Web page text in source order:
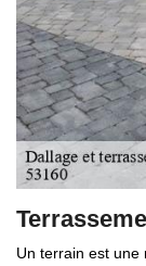
Un terrain est une